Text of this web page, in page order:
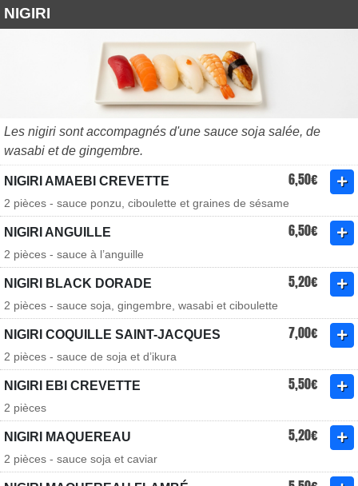
NIGIRI
Les nigiri sont accompagnés d'une sauce soja salée, de
wasabi et de gingembre.
NIGIRI AMAEBI CREVETTE 6,50€
2 pièces - sauce ponzu, ciboulette et graines de sésame
NIGIRI ANGUILLE 6,50€
2 pièces - sauce à l’anguille
NIGIRI BLACK DORADE 5,20€
2 pièces - sauce soja, gingembre, wasabi et ciboulette
NIGIRI COQUILLE SAINT-JACQUES 7,00€
2 pièces - sauce de soja et d’ikura
NIGIRI EBI CREVETTE 5,50€
2 pièces
NIGIRI MAQUEREAU 5,20€
2 pièces - sauce soja et caviar